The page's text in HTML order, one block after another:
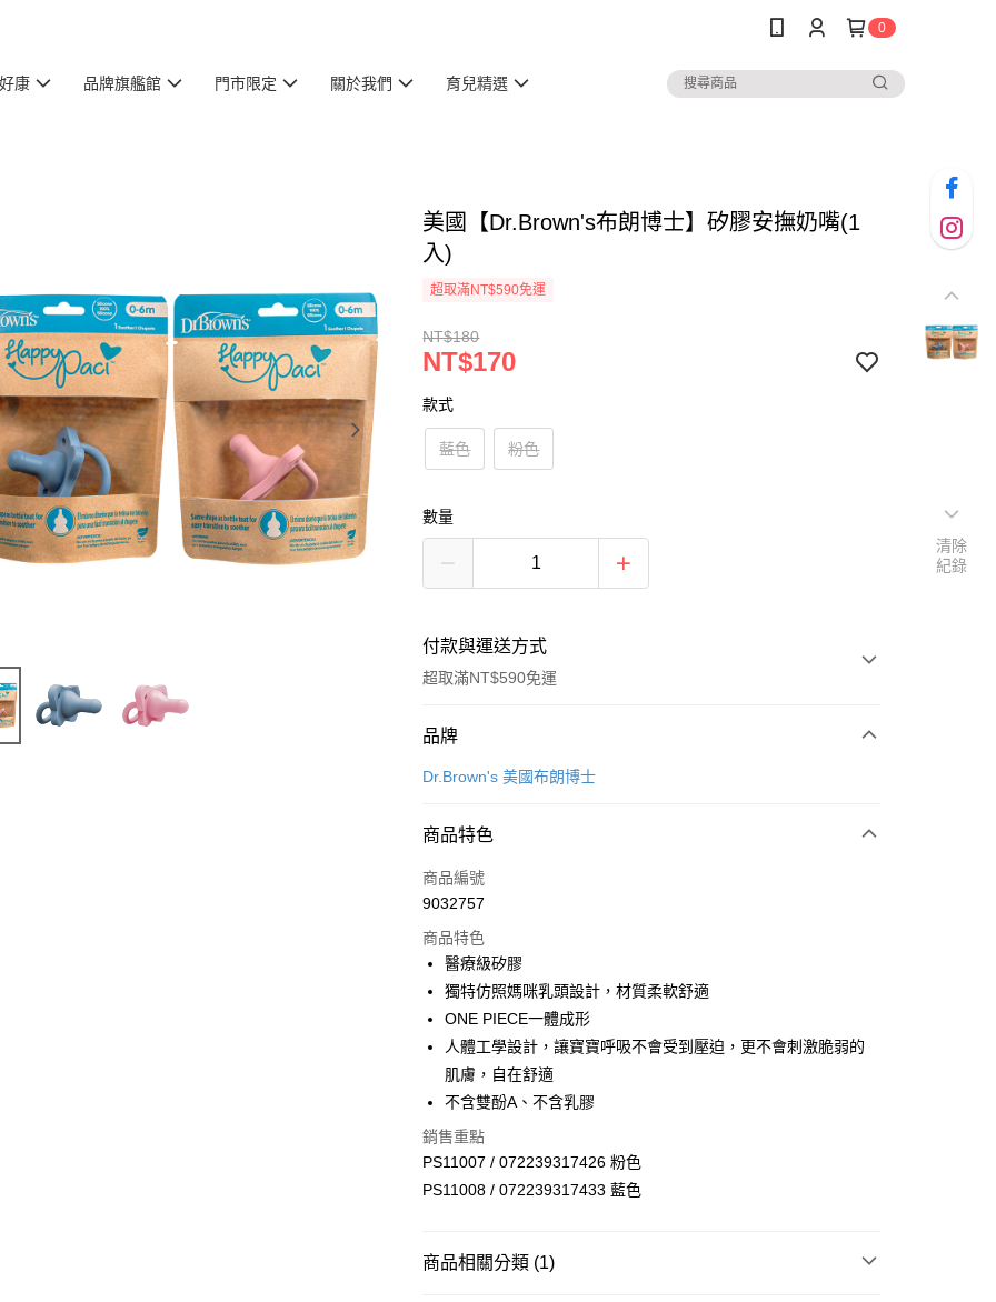
0
康 品牌旗艦館 門市限定 關於我們 育兒精選
美國【Dr.Brown's布朗博士】矽膠安撫奶嘴(1
入)
超取滿NT$590免運
NT$180
NT$170
款式
藍色 粉色
數量
付款與運送方式
超取滿NT$590免運
付款方式
信用卡一次付款
Apple Pay
街口支付
悠遊付
Google Pay
AFTEE先享後付
【關於「AFTEE先享後付」】
AFTEE先享後付是「在收到商品之後才付款」的支付方式。 讓您購物簡單
１．簡單：不需註冊會員、不需綁卡、不需儲值。
２．便利：只要手機號碼，簡訊認證，即可結帳。
【「AFTEE先享後付」結帳流程】
１．於結帳方式選擇「AFTEE先享後付」後，將跳轉至「AFTEE先享後
ATM付款
運送方式
每筆NT$60，滿NT$590(含以上)免運費
品牌
Dr.Brown's 美國布朗博士
商品特色
商品編號
9032757
商品特色
醫療級矽膠
獨特仿照媽咪乳頭設計，材質柔軟舒適
ONE PIECE一體成形
人體工學設計，讓寶寶呼吸不會受到壓迫，更不會刺激脆弱的
肌膚，自在舒適
不含雙酚A、不含乳膠
銷售重點
PS11007 / 072239317426 粉色
PS11008 / 072239317433 藍色
商品相關分類 (1)
清除
紀錄